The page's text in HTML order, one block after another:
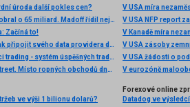
úroda další pokles cen?
Stvořil elitní klub, kde Ameriku obral o 65 miliard. Madoff řídil největší Ponzi dějin
Začíná to!
Historická data, kde je získat, jak připojit svého data providera do MultiCharts a proč je budeme potřebovat? (4. díl)
Jak obchodují profíci: Fibonacci trading - systém úspěšných traderů
Burza v LA chtěla sesadit Wall Street. Místo ropných obchodů dnes místem duní basy
V USA míra
V USA NFP report
V Kanadě míra
V USA zásoby
V USA žádosti o
V eurozóně
ve výši 1 bilionu dolarů?
Forexové online